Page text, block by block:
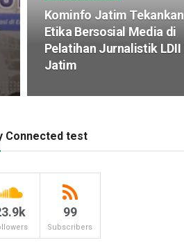
Kominfo Jatim Tekankan
Etika Bersosial Media di
Pelatihan Jurnalistik LDII
Jatim
Connected test
99
Subscribers